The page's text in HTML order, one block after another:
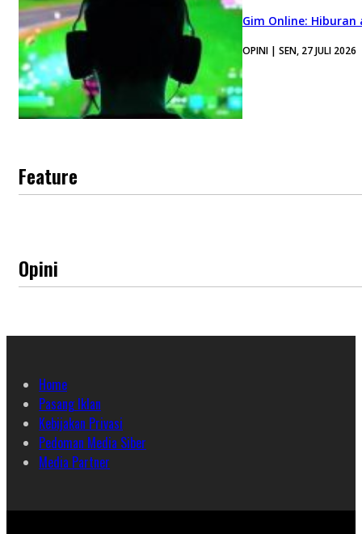
Gim Online:
OPINI | SEN, 27 JULI 2026
Feature
Opini
Home
Pasang Iklan
Kebijakan Privasi
Pedoman Media Siber
Media Partner